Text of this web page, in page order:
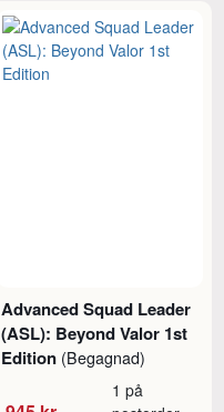
Advanced Squad Leader
(ASL): Beyond Valor 1st
Edition (Begagnad)
1 på